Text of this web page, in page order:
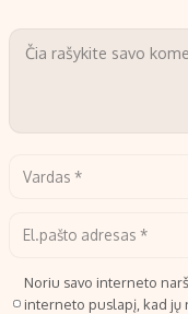
Noriu savo interneto
interneto puslapį, kad jų